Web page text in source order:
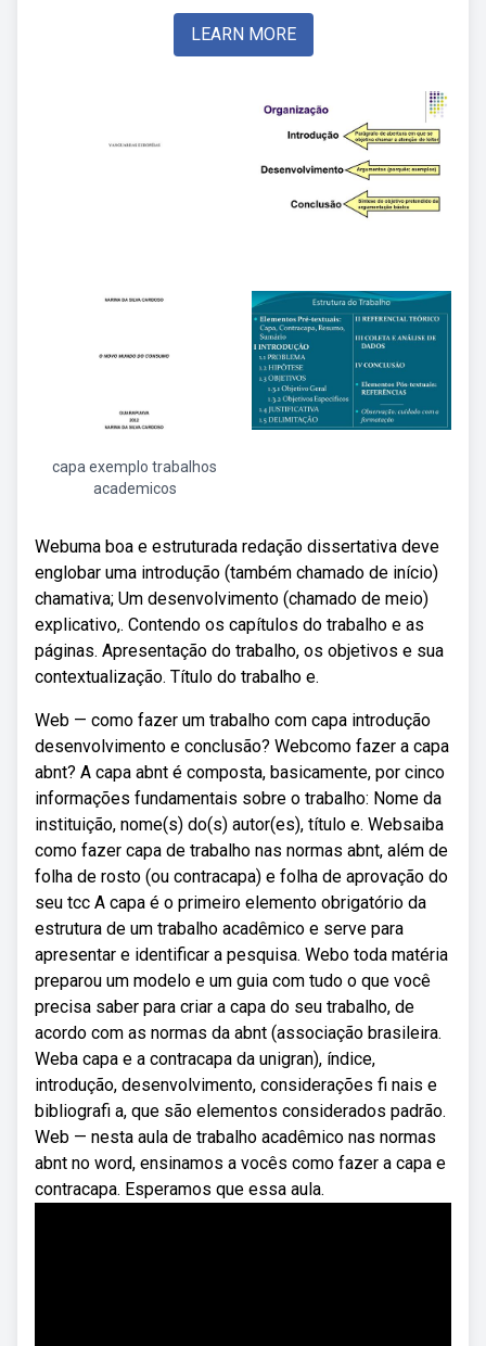
LEARN MORE
capa exemplo trabalhos
academicos
Webuma boa e estruturada redação dissertativa deve
englobar uma introdução (também chamado de início)
chamativa; Um desenvolvimento (chamado de meio)
explicativo,. Contendo os capítulos do trabalho e as
páginas. Apresentação do trabalho, os objetivos e sua
contextualização. Título do trabalho e.
Web — como fazer um trabalho com capa introdução
desenvolvimento e conclusão? Webcomo fazer a capa
abnt? A capa abnt é composta, basicamente, por cinco
informações fundamentais sobre o trabalho: Nome da
instituição, nome(s) do(s) autor(es), título e. Websaiba
como fazer capa de trabalho nas normas abnt, além de
folha de rosto (ou contracapa) e folha de aprovação do
seu tcc A capa é o primeiro elemento obrigatório da
estrutura de um trabalho acadêmico e serve para
apresentar e identificar a pesquisa. Webo toda matéria
preparou um modelo e um guia com tudo o que você
precisa saber para criar a capa do seu trabalho, de
acordo com as normas da abnt (associação brasileira.
Weba capa e a contracapa da unigran), índice,
introdução, desenvolvimento, considerações fi nais e
bibliografi a, que são elementos considerados padrão.
Web — nesta aula de trabalho acadêmico nas normas
abnt no word, ensinamos a vocês como fazer a capa e
contracapa. Esperamos que essa aula.